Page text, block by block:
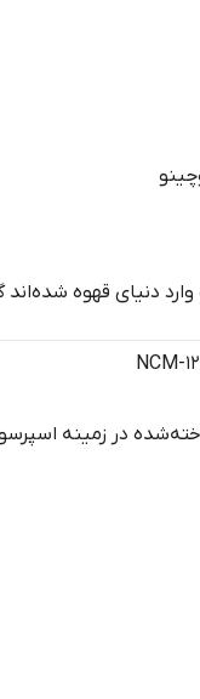
وارد دنیای قهوه
در زمینه